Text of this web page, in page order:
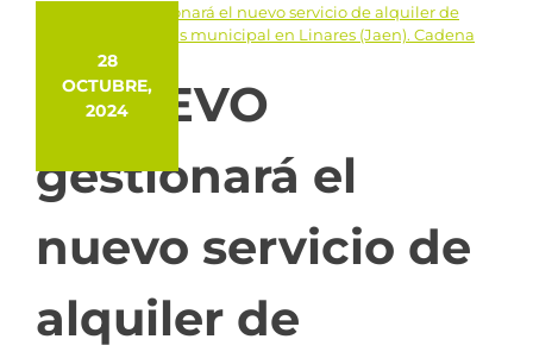
28
OCTUBRE,
2024
MOOEVO
gestionará el
nuevo servicio de
alquiler de